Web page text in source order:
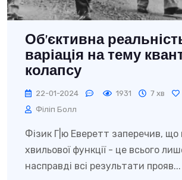
Об’єктивна
варіація на тему
колапсу
22-01-2024 1931 7 хв
Філіп Болл
Фізик Г|ю Еверетт заперечив, що
хвильової функції - це всього
насправді всі результати прояв...